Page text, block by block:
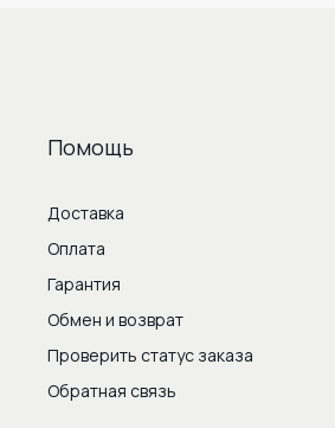
Помощь
Доставка
Оплата
Гарантия
Обмен и возврат
Проверить статус заказа
Обратная связь